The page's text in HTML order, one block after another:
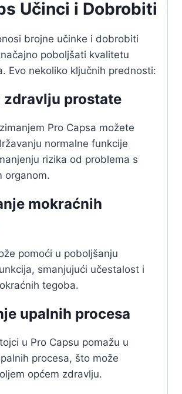
Učinci i Dobrobiti
brojne učinke i dobrobiti
poboljšati kvalitetu
Evo nekoliko ključnih prednosti:
zdravlju prostate
Pro Capsa možete
normalne funkcije
rizika od problema s
organom.
mokraćnih
pomoći u poboljšanju
smanjujući učestalost i
tegoba.
upalnih procesa
u Pro Capsu pomažu u
procesa, što može
općem zdravlju.